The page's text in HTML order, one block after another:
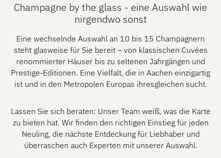
Champagne by the glass - eine Auswahl wie
nirgendwo sonst
Eine wechselnde Auswahl an 10 bis 15 Champagnern
steht glasweise für Sie bereit – von klassischen Cuvées
renommierter Häuser bis zu seltenen Jahrgängen und
Prestige-Editionen. Eine Vielfalt, die in Aachen einzigartig
ist und in den Metropolen Europas ihresgleichen sucht.
Lassen Sie sich beraten: Unser Team weiß, was die Karte
zu bieten hat. Wir finden den richtigen Einstieg für jeden
Neuling, die nächste Entdeckung für Liebhaber und
überraschen auch Experten mit unserer Auswahl.